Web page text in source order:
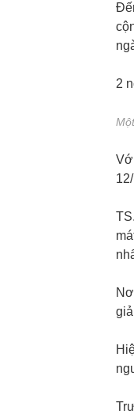
2